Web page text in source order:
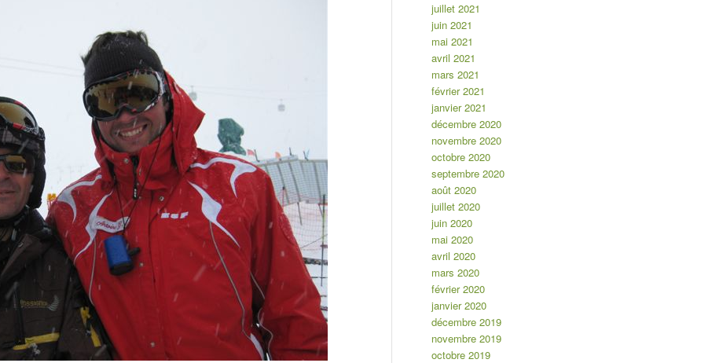
juillet 2021
juin 2021
mai 2021
avril 2021
mars 2021
février 2021
janvier 2021
décembre 2020
novembre 2020
octobre 2020
septembre 2020
août 2020
juillet 2020
juin 2020
mai 2020
avril 2020
mars 2020
février 2020
janvier 2020
décembre 2019
novembre 2019
octobre 2019